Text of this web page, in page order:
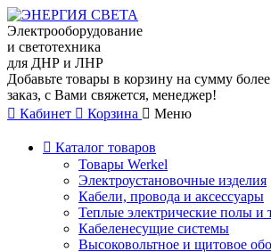
Электрооборудование
и светотехника
для ДНР и ЛНР
Добавьте товары в корзину на сумму
заказ, с Вами свяжется, менеджер!
Кабинет
Корзина Меню
Каталог товаров
Товары Werkel
Электроустановочные изделия
Кабели, провода и аксессуары
Теплые электрические полы и
Кабеленесущие системы
Высоковольтное и щитовое